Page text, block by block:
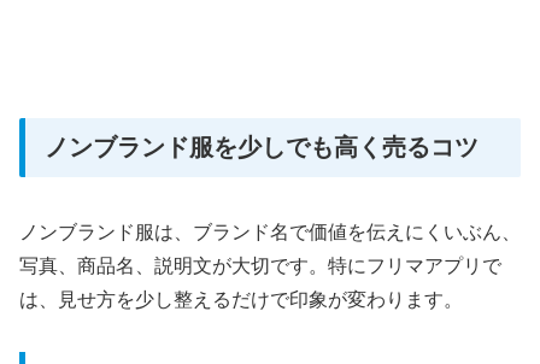
ノンブランド服を少しでも高く売るコツ
ノンブランド服は、ブランド名で価値を伝えにくいぶん、
写真、商品名、説明文が大切です。特にフリマアプリで
は、見せ方を少し整えるだけで印象が変わります。